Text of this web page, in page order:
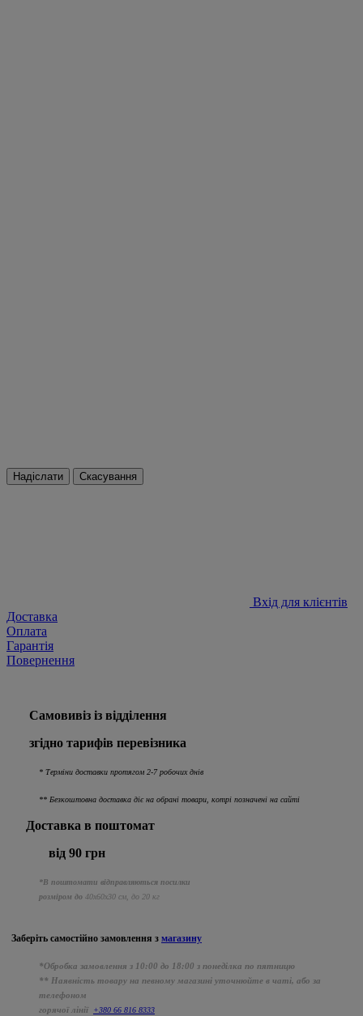
Надіслати Скасування
Вхід для клієнтів
Доставка
Оплата
Гарантія
Повернення
Самовивіз із відділення
згідно тарифів перевізника
* Терміни доставки протягом 2-7 робочих днів
** Безкоштовна доставка діє на обрані товари, котрі позначені на сайті
Доставка в поштомат
від 90 грн
*В поштомати відправляються посилки
розміром до 40х60х30 см, до 20 кг
Заберіть самостійно замовлення з магазину
*Обробка замовлення з 10:00 до 18:00 з понеділка по пятницю
** Наявність товару на певному магазині уточнюйте в чаті, або за
телефоном
горячої лінії
+380 66 816 8333